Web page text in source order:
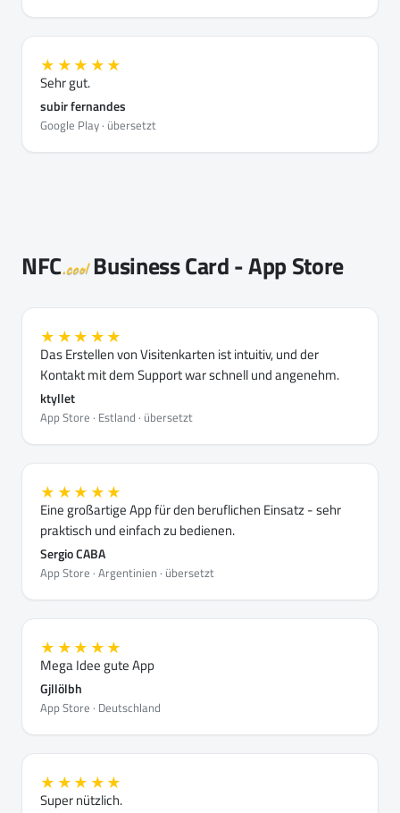
★★★★★
Sehr gut.
subir fernandes
Google Play · übersetzt
NFC.coolBusiness Card - App Store
★★★★★
Das Erstellen von Visitenkarten ist intuitiv, und der
Kontakt mit dem Support war schnell und angenehm.
ktyllet
App Store · Estland · übersetzt
★★★★★
Eine großartige App für den beruflichen Einsatz - sehr
praktisch und einfach zu bedienen.
Sergio CABA
App Store · Argentinien · übersetzt
★★★★★
Mega Idee gute App
Gjllölbh
App Store · Deutschland
★★★★★
Super nützlich.